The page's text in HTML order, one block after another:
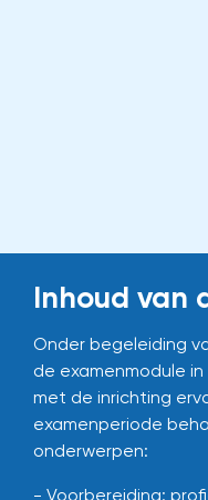
Inhoud van
Onder begeleiding
de examenmodule
met de inrichting
examenperiode
onderwerpen:
- Voorbereiding: